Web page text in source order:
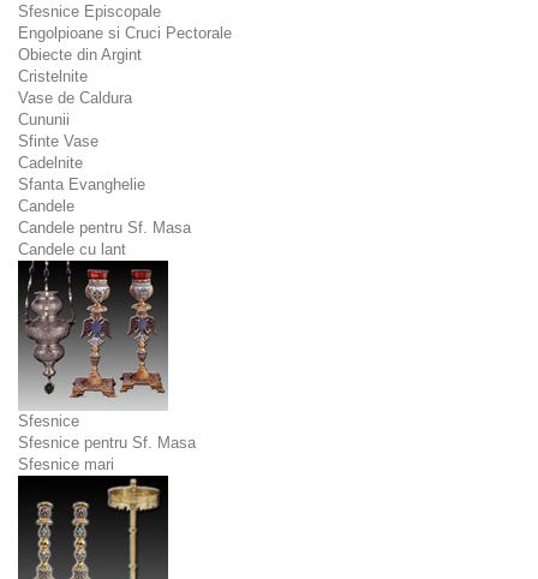
Sfesnice Episcopale
Engolpioane si Cruci Pectorale
Obiecte din Argint
Cristelnite
Vase de Caldura
Cununii
Sfinte Vase
Cadelnite
Sfanta Evanghelie
Candele
Candele pentru Sf. Masa
Candele cu lant
Sfesnice
Sfesnice pentru Sf. Masa
Sfesnice mari